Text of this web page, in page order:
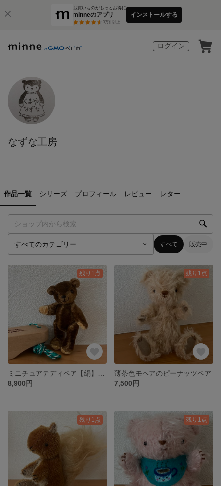
お買いものがもっとお得に
minneのアプリ
3万件以上
インストールする
ログイン
なずな工房
作品一覧 シリーズ プロフィール レビュー レター
すべて 販売中
残り1点
8,900円
残り1点
薄茶色モヘアのピーナッツベア
7,500円
残り1点 残り1点